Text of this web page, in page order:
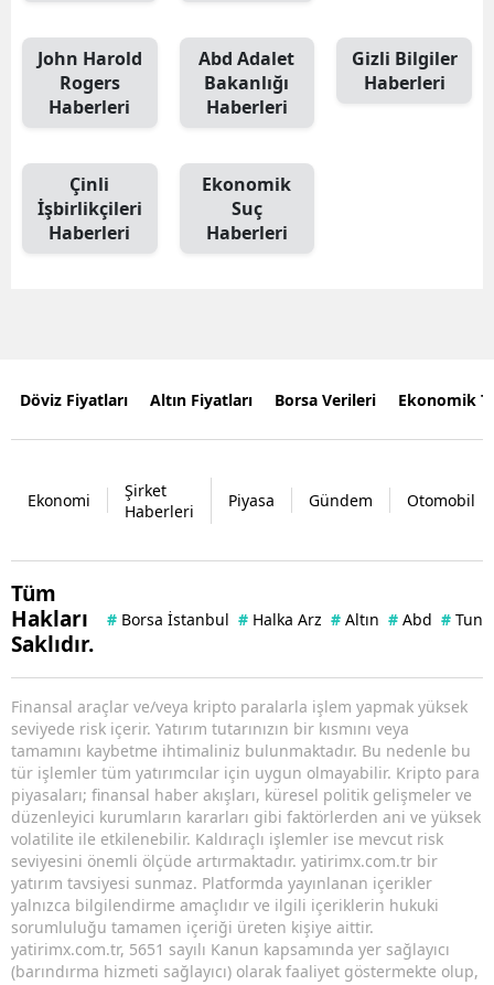
John Harold
Rogers
Haberleri
Abd Adalet
Bakanlığı
Haberleri
Gizli Bilgiler
Haberleri
Çinli
İşbirlikçileri
Haberleri
Ekonomik
Suç
Haberleri
Döviz Fiyatları Altın Fiyatları Borsa Verileri Ekonomik
Ekonomi
Şirket
Haberleri
Piyasa Gündem Otomobil
Tüm
Hakları
Saklıdır.
# Borsa İstanbul # Halka Arz # Altın # Abd #
Finansal araçlar ve/veya kripto paralarla işlem yapmak yüksek
seviyede risk içerir. Yatırım tutarınızın bir kısmını veya
tamamını kaybetme ihtimaliniz bulunmaktadır. Bu nedenle bu
tür işlemler tüm yatırımcılar için uygun olmayabilir. Kripto para
piyasaları; finansal haber akışları, küresel politik gelişmeler ve
düzenleyici kurumların kararları gibi faktörlerden ani ve yüksek
volatilite ile etkilenebilir. Kaldıraçlı işlemler ise mevcut risk
seviyesini önemli ölçüde artırmaktadır. yatirimx.com.tr bir
yatırım tavsiyesi sunmaz. Platformda yayınlanan içerikler
yalnızca bilgilendirme amaçlıdır ve ilgili içeriklerin hukuki
sorumluluğu tamamen içeriği üreten kişiye aittir.
yatirimx.com.tr, 5651 sayılı Kanun kapsamında yer sağlayıcı
(barındırma hizmeti sağlayıcı) olarak faaliyet göstermekte olup,